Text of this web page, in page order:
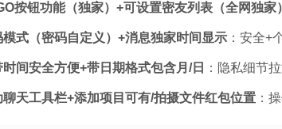
按钮功能（独家）+可设置密友列表（全网独家）
模式（密码自定义）+消息独家时间显示：安全+
时间安全方便+带日期格式包含月/日 ：隐私细节拉
天工具栏+添加项目可有/拍摄文件红包位置：